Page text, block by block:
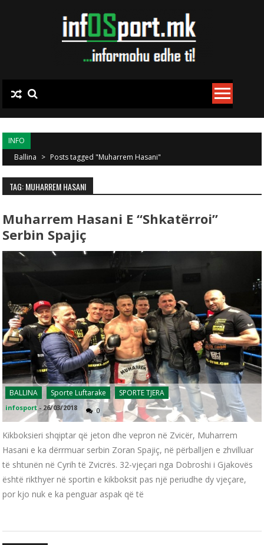
INFO
Ballina > Posts tagged "Muharrem Hasani"
TAG: MUHARREM HASANI
Muharrem Hasani E “shkatërroi”
Serbin Spajiç
BALLINA Sporte Luftarake SPORTE TJERA
infosport - 26/03/2018 0
Kikboksieri shqiptar që jeton dhe vepron në Zvicër, Muharrem
Hasani e ka dërrmuar serbin Zoran Spajiç, në përballjen e zhvilluar
të shtunën në Cyrih të Zvicrës. 32-vjeçari nga Dobroshi i Gjakovës
është rikthyer në sportin e kikboksit pas një periudhe dy vjeçare,
por kjo nuk e ka penguar aspak që të